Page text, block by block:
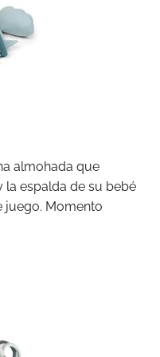
almohada que
espalda de su bebé
juego. Momento